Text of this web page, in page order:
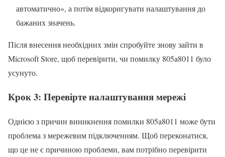
автоматично», а потім відкоригувати налаштування до
бажаних значень.
Після внесення необхідних змін спробуйте знову зайти в
Microsoft Store, щоб перевірити, чи помилку 805a8011 було
усунуто.
Крок 3: Перевірте налаштування мережі
Однією з причин виникнення помилки 805a8011 може бути
проблема з мережевим підключенням. Щоб переконатися,
що це не є причиною проблеми, вам потрібно перевірити